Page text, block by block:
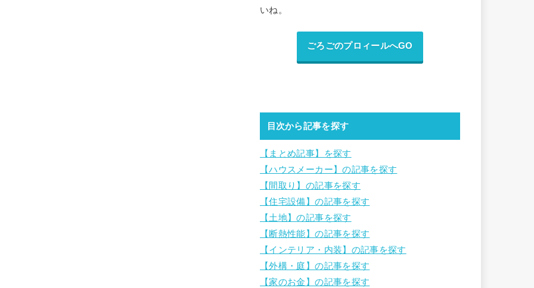
いね。
ごろごのプロィールへGO
目次から記事を探す
【まとめ記事】を探す
【ハウスメーカー】の記事を探す
【間取り】の記事を探す
【住宅設備】の記事を探す
【土地】の記事を探す
【断熱性能】の記事を探す
【インテリア・内装】の記事を探す
【外構・庭】の記事を探す
【家のお金】の記事を探す